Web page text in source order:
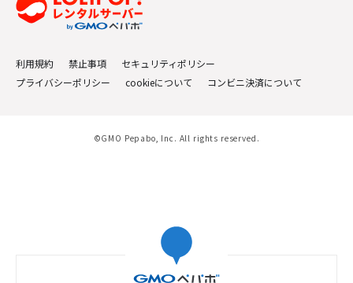
利用規約 禁止事項
セキュリティポリシー
プライバシーポリシー
cookieについて コンビニ決済について
©GMO Pepabo, Inc. All rights reserved.